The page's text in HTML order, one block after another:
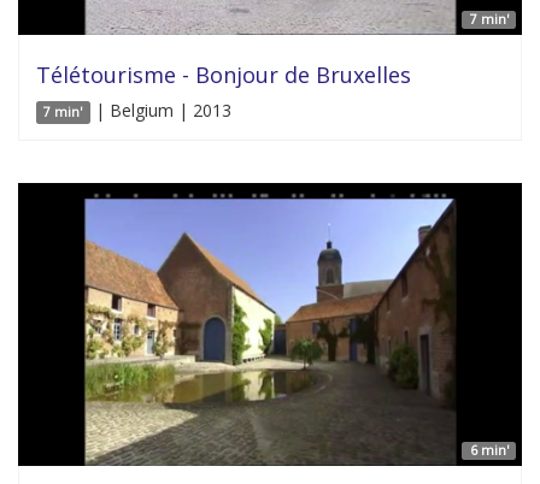
7 min'
Télétourisme - Bonjour de Bruxelles
7 min' | Belgium | 2013
6 min'